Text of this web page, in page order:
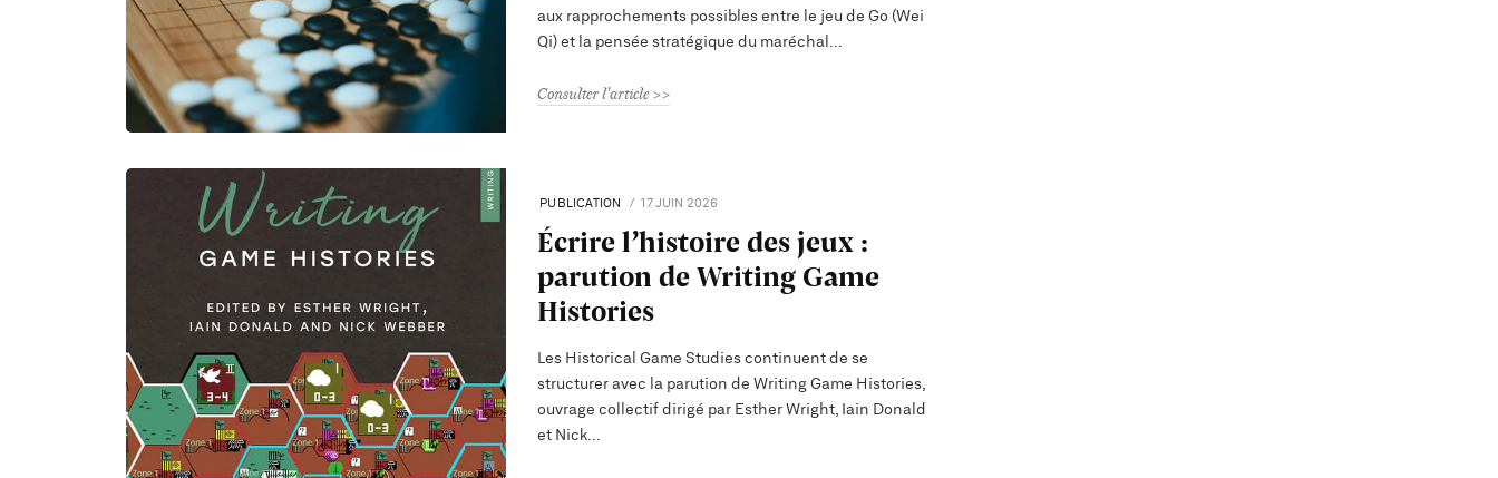
aux rapprochements possibles entre le jeu de Go (Wei
Qi) et la pensée stratégique du maréchal
Consulter l'article
PUBLICATION 17 JUIN 2026
Écrire l’histoire des jeux :
parution de Writing Game
Histories
Les Historical Game Studies continuent de se
structurer avec la parution de Writing Game Histories,
ouvrage collectif dirigé par Esther Wright, Iain Donald
et Nick